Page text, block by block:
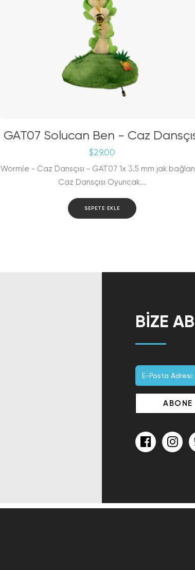
GAT07 Solucan Ben - Caz
$29.00
Wormie - Caz Dansçısı - GAT07 1x 3.5 mm jak
Caz Dansçısı Oyuncak...
SEPETE EKLE
BIZE
E-Posta Adresi: